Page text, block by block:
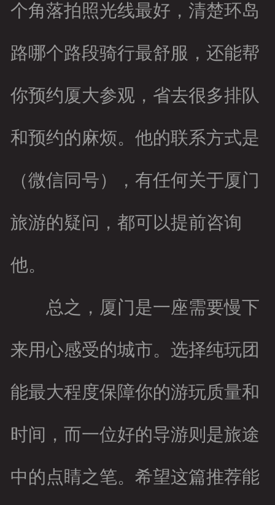
个角落拍照光线最好，清楚环岛
路哪个路段骑行最舒服，还能帮
你预约厦大参观，省去很多排队
和预约的麻烦。他的联系方式是
（微信同号），有任何关于厦门
旅游的疑问，都可以提前咨询
他。
总之，厦门是一座需要慢下
来用心感受的城市。选择纯玩团
能最大程度保障你的游玩质量和
时间，而一位好的导游则是旅途
中的点睛之笔。希望这篇推荐能